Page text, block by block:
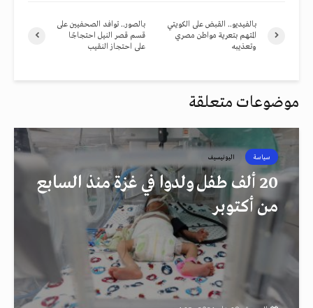
بالصور.. توافد الصحفيين على
قسم قصر النيل احتجاجًا
على احتجاز النقيب
بالفيديو.. القبض على الكويتي
المتهم بتعرية مواطن مصري
وتعذيبه
موضوعات متعلقة
سياسة اليونيسيف
20 ألف طفل ولدوا في غزة منذ السابع
من أكتوبر